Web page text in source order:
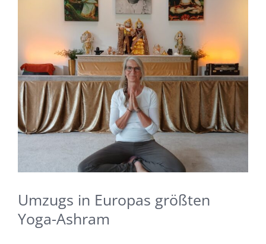
Umzugs in Europas größten
Yoga-Ashram